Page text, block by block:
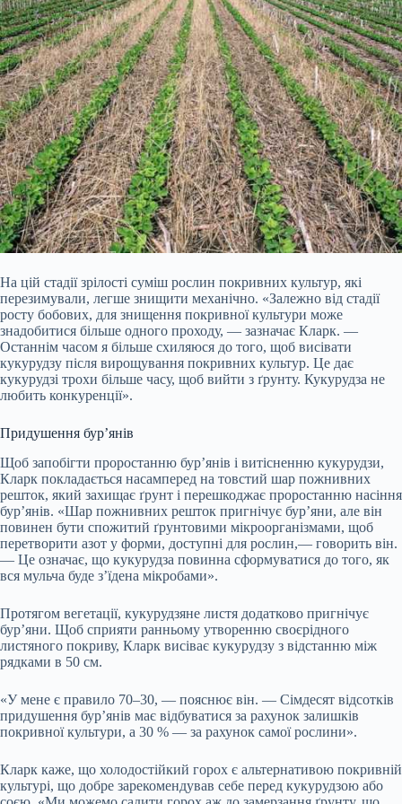
На цій стадії зрілості суміш рослин покривних культур, які
перезимували, легше знищити механічно. «Залежно від стадії
росту бобових, для знищення покривної культури може
знадобитися більше одного проходу, — зазначає Кларк. —
Останнім часом я більше схиляюся до того, щоб висівати
кукурудзу після вирощування покривних культур. Це дає
кукурудзі трохи більше часу, щоб вийти з ґрунту. Кукурудза не
любить конкуренції».
Придушення бур’янів
Щоб запобігти проростанню бур’янів і витісненню кукурудзи,
Кларк покладається насамперед на товстий шар пожнивних
решток, який захищає ґрунт і перешкоджає проростанню насіння
бур’янів. «Шар пожнивних решток пригнічує бур’яни, але він
повинен бути спожитий ґрунтовими мікроорганізмами, щоб
перетворити азот у форми, доступні для рослин,— говорить він.
— Це означає, що кукурудза повинна сформуватися до того, як
вся мульча буде з’їдена мікробами».
Протягом вегетації, кукурудзяне листя додатково пригнічує
бур’яни. Щоб сприяти ранньому утворенню своєрідного
листяного покриву, Кларк висіває кукурудзу з відстанню між
рядками в 50 см.
«У мене є правило 70–30, — пояснює він. — Сімдесят відсотків
придушення бур’янів має відбуватися за рахунок залишків
покривної культури, а 30 % — за рахунок самої рослини».
Кларк каже, що холодостійкий горох є альтернативою покривній
культурі, що добре зарекомендував себе перед кукурудзою або